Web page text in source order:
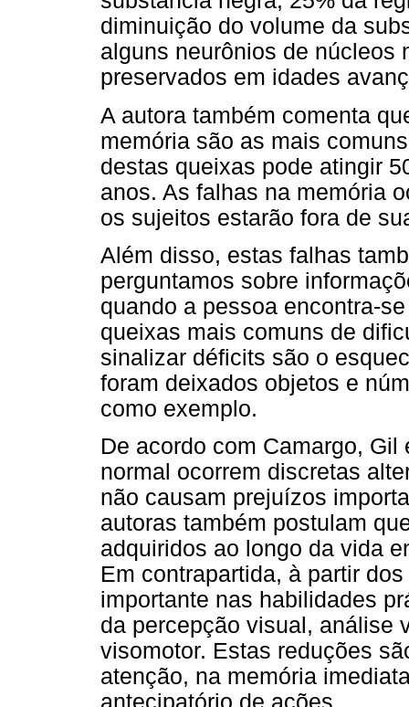
diminuição do volume da
alguns neurônios de núcleos
preservados em idades
A autora também comenta
memória são as mais
destas queixas pode atingir
anos. As falhas na memória
os sujeitos estarão fora de
Além disso, estas falhas
perguntamos sobre
quando a pessoa encontra-
queixas mais comuns de
sinalizar déficits são o
foram deixados objetos e
como exemplo.
De acordo com Camargo,
normal ocorrem discretas
não causam prejuízos
autoras também postulam
adquiridos ao longo da vida
Em contrapartida, à partir
importante nas habilidades
da percepção visual, análise
visomotor. Estas reduções
atenção, na memória
antecipatório de ações.